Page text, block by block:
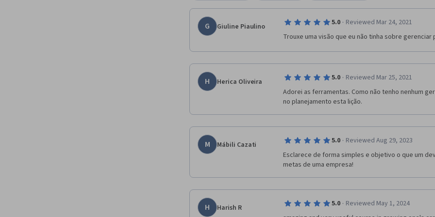
G Giuline Piaulino 5.0 · Reviewed Mar 24, 2021
Trouxe uma visão que eu não tinha sobre gerenciar
H Herica Oliveira 5.0 · Reviewed Mar 25, 2021
Adorei as ferramentas. Como não tenho nenhum
no planejamento esta lição.
M Mábili Cazati 5.0 · Reviewed Aug 29, 2023
Esclarece de forma simples e objetivo o que um
metas de uma empresa!
H Harish R 5.0 · Reviewed May 1, 2024